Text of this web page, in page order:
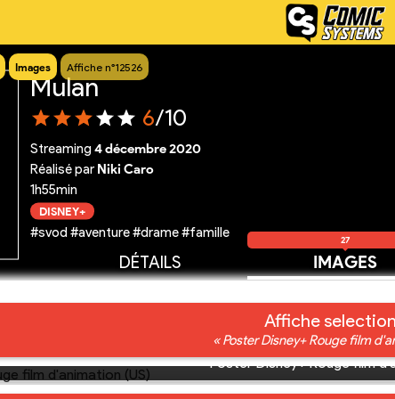
Images Affiche n°12526
Mulan
6/10
Streaming 4 décembre 2020
Réalisé par Niki Caro
1h55min
DISNEY+
#svod #aventure #drame #famille
DÉTAILS IMAGES
27
Affiche
« Poster Disney+ Rouge film
Poster Disney+ Rouge film